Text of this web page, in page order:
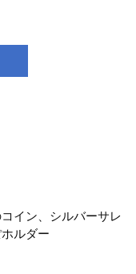
イン、シルバーサレ
ルダー